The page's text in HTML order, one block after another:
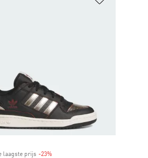
laagste prijs -23%Discount